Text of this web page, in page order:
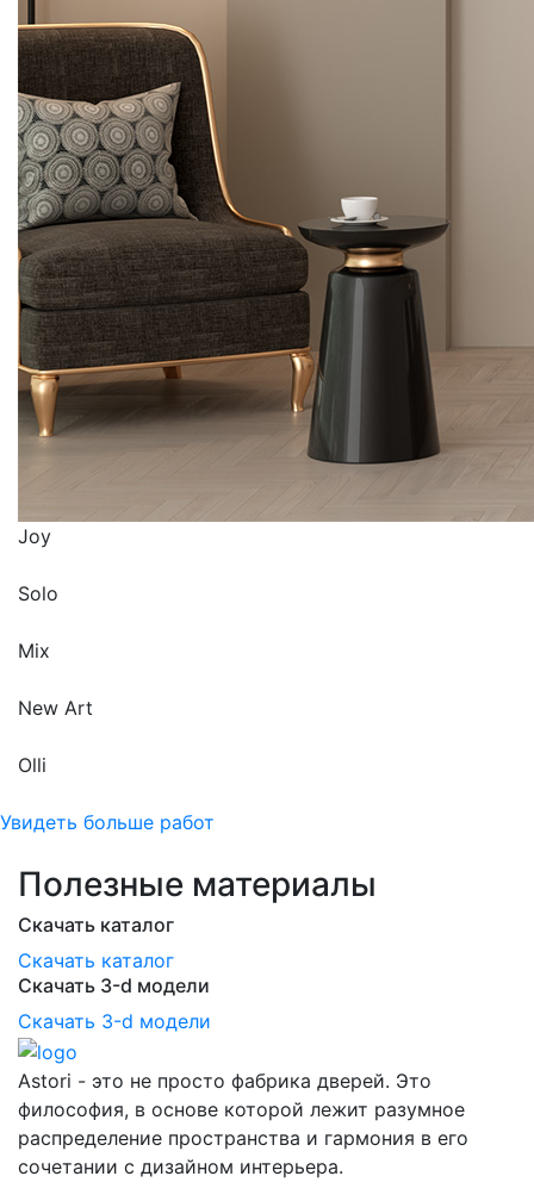
Joy
Solo
Mix
New Art
Olli
Увидеть больше работ
Полезные материалы
Скачать каталог
Скачать каталог
Скачать 3-d модели
Скачать 3-d модели
Astori - это не просто фабрика дверей. Это
философия, в основе которой лежит разумное
распределение пространства и гармония в его
сочетании с дизайном интерьера.